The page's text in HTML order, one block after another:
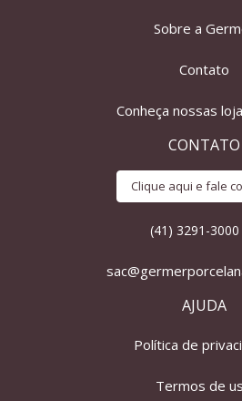
Sobre a
Contato
Conheça nossas
CONTATO
Clique aqui e fale
(41) 3291-3000
AJUDA
Política de
Termos de